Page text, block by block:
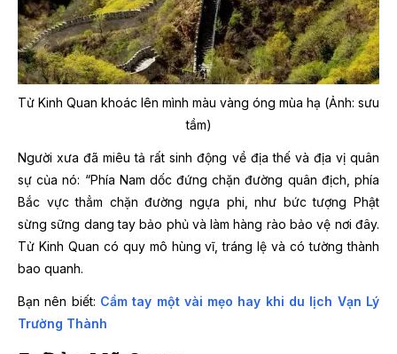
Tử Kinh Quan khoác lên mình màu vàng óng mùa hạ (Ảnh: sưu
tầm)
Người xưa đã miêu tả rất sinh động về địa thế và địa vị quân
sự của nó: “Phía Nam dốc đứng chặn đường quân địch, phía
Bắc vực thẳm chặn đường ngựa phi, như bức tượng Phật
sừng sững dang tay bảo phủ và làm hàng rào bảo vệ nơi đây.
Tử Kinh Quan có quy mô hùng vĩ, tráng lệ và có tường thành
bao quanh.
Bạn nên biết: Cầm tay một vài mẹo hay khi du lịch Vạn Lý
Trường Thành